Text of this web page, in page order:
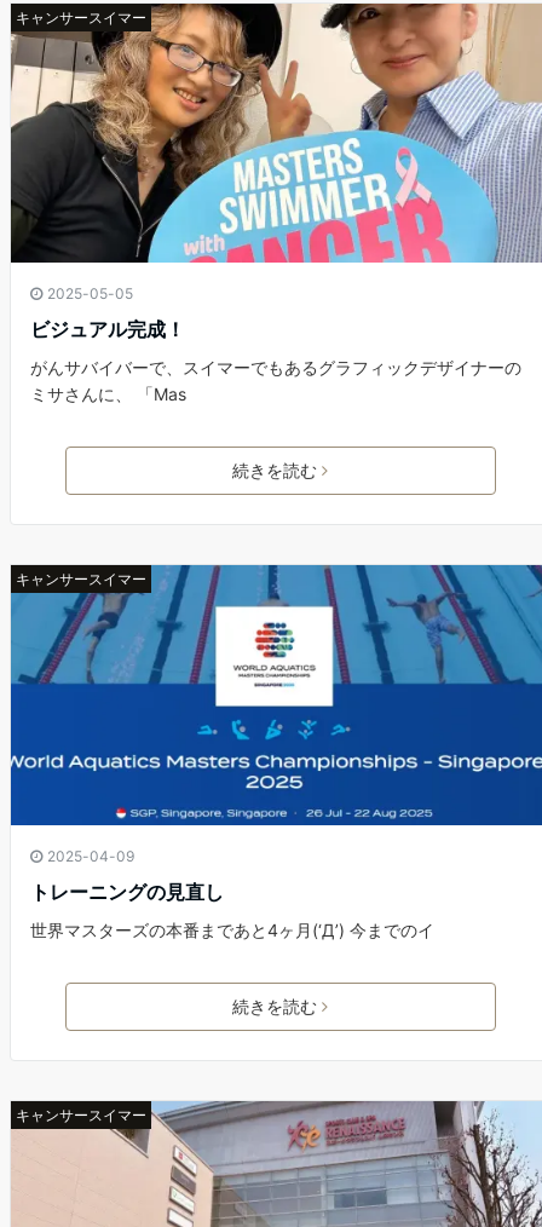
キャンサースイマー
2025-05-05
ビジュアル完成！
がんサバイバーで、スイマーでもあるグラフィックデザイナーの
ミサさんに、 「Mas
続きを読む
キャンサースイマー
2025-04-09
トレーニングの見直し
世界マスターズの本番まであと4ヶ月(‘Д’) 今までのイ
続きを読む
キャンサースイマー